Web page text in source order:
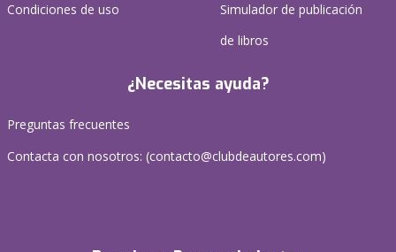
Condiciones de uso
Simulador de publicación
de libros
¿Necesitas ayuda?
Preguntas frecuentes
Contacta con nosotros: (contacto@clubdeautores.com)